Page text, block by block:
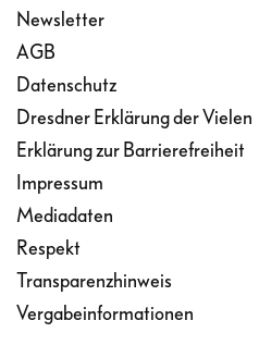
Newsletter
AGB
Datenschutz
Dresdner Erklärung der Vielen
Erklärung zur Barrierefreiheit
Impressum
Mediadaten
Respekt
Transparenzhinweis
Vergabeinformationen